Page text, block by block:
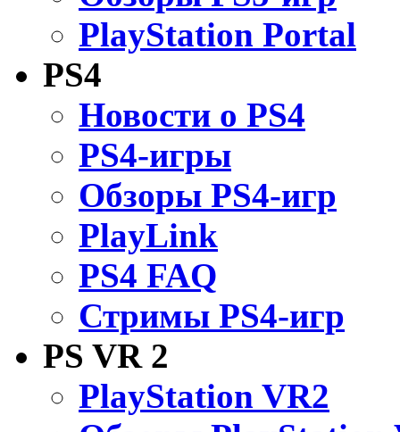
PlayStation Portal
PS4
Новости о PS4
PS4-игры
Обзоры PS4-игр
PlayLink
PS4 FAQ
Стримы PS4-игр
PS VR 2
PlayStation VR2